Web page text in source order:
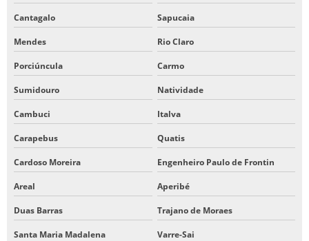
Cantagalo Sapucaia
Mendes Rio Claro
Porciúncula Carmo
Sumidouro Natividade
Cambuci Italva
Carapebus Quatis
Cardoso Moreira Engenheiro Paulo de Frontin
Areal Aperibé
Duas Barras Trajano de Moraes
Santa Maria Madalena Varre-Sai